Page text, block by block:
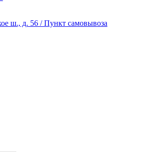
ш., д. 56 / Пункт самовывоза